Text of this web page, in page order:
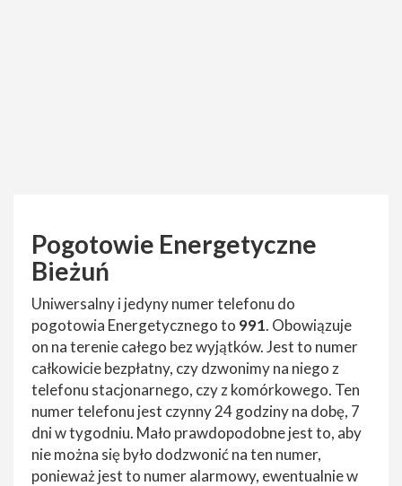
Pogotowie Energetyczne
Bieżuń
Uniwersalny i jedyny numer telefonu do
pogotowia Energetycznego to 991. Obowiązuje
on na terenie całego bez wyjątków. Jest to numer
całkowicie bezpłatny, czy dzwonimy na niego z
telefonu stacjonarnego, czy z komórkowego. Ten
numer telefonu jest czynny 24 godziny na dobę, 7
dni w tygodniu. Mało prawdopodobne jest to, aby
nie można się było dodzwonić na ten numer,
ponieważ jest to numer alarmowy, ewentualnie w